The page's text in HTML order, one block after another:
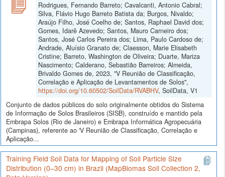
Rodrigues, Fernando Barreto; Cavalcanti, Antonio Cabral;
Silva, Flávio Hugo Barreto Batista da; Burgos, Nivaldo;
Araújo Filho, José Coelho de; Santos, Raphael David dos;
Gomes, Idarê Azevedo; Santos, Mauro Carneiro dos;
Santos, José Carlos Pereira dos; Lima, Paulo Cardoso de;
Andrade, Aluísio Granato de; Claesson, Marie Elisabeth
Cristine; Barreto, Washington de Oliveira; Duarte, Mariza
Nascimento; Calderano, Sebastião Barreiros; Almeida,
Brivaldo Gomes de, 2023, "V Reunião de Classificação,
Correlação e Aplicação de Levantamentos de Solos",
https://doi.org/10.60502/SoilData/RVABHV, SoilData, V1
Conjunto de dados públicos do solo originalmente obtidos do Sistema
de Informação de Solos Brasileiros (SISB), construído e mantido pela
Embrapa Solos (Rio de Janeiro) e Embrapa Informática Agropecuária
(Campinas), referente ao 'V Reunião de Classificação, Correlação e
Aplicação...
Training Field Soil Data for Mapping of Soil Particle Size
Distribution (0–30 cm) in Brazil (MapBiomas Soil Collection 2,